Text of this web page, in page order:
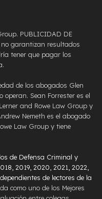
PUBLICIDAD DE
garantizan resultados
tener que pagar los
de los abogados Glen
operan. Sean Forrester es el
and Rowe Law Group y
Nemeth es el abogado
Law Group y tiene
de Defensa Criminal y
2019, 2020, 2021, 2022,
de lectores de la
como uno de los Mejores